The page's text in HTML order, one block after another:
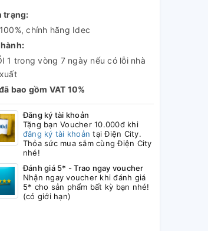
trạng:
chính hãng Idec
1 trong vòng 7 ngày nếu có lỗi nhà
bao gồm VAT 10%
Đăng ký tài khoản
Tặng bạn Voucher 10.000đ khi
đăng ký tài khoản tại Điện City.
Thỏa sức mua sắm cùng Điện City
nhé!
Đánh giá 5* - Trao ngay voucher
Nhận ngay voucher khi đánh giá
5* cho sản phẩm bất kỳ bạn nhé!
(có giới hạn)